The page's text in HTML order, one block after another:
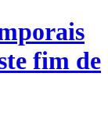
fim de